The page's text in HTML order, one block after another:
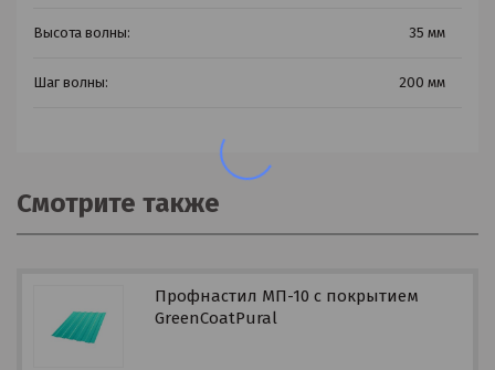
Высота волны: 35 мм
Шаг волны: 200 мм
Смотрите также
Профнастил МП-10 с покрытием
GreenCoatPural